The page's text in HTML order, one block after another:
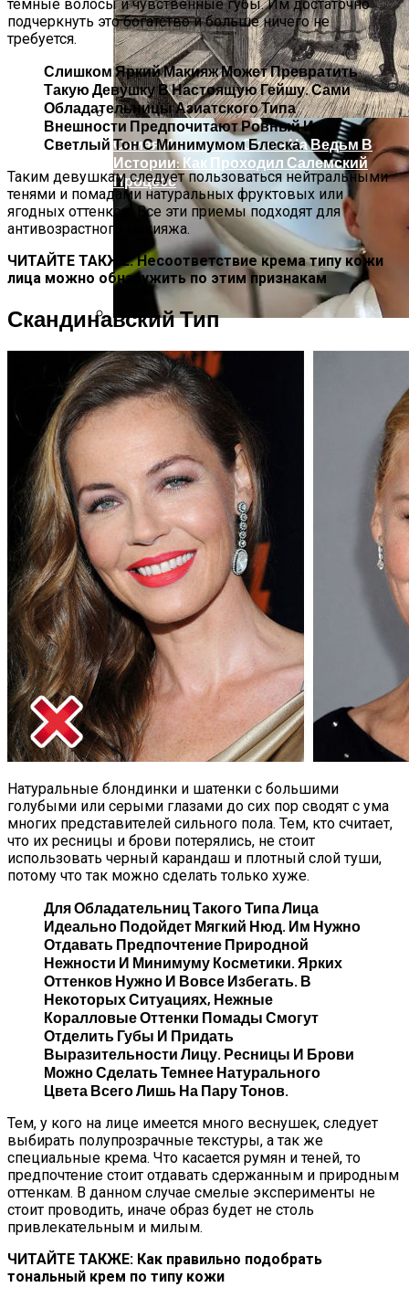
Волос На Октябрь 2025 Года
Самая Известная Охота На Ведьм В
Истории: Как Проходил Салемский
Процесс
темные волосы и чувственные губы. Им достаточно
подчеркнуть это богатство и больше ничего не
требуется.
Слишком Яркий Макияж Может Превратить
Такую Девушку В Настоящую Гейшу. Сами
Обладательницы Азиатского Типа
Внешности Предпочитают Ровный И
Светлый Тон С Минимумом Блеска.
Таким девушкам следует пользоваться нейтральными
тенями и помадами натуральных фруктовых или
ягодных оттенков. Все эти приемы подходят для
антивозрастного макияжа.
ЧИТАЙТЕ ТАКЖЕ: Несоответствие крема типу кожи
лица можно обнаружить по этим признакам
Скандинавский Тип
Натуральные блондинки и шатенки с большими
голубыми или серыми глазами до сих пор сводят с ума
многих представителей сильного пола. Тем, кто считает,
что их ресницы и брови потерялись, не стоит
использовать черный карандаш и плотный слой туши,
потому что так можно сделать только хуже.
Для Обладательниц Такого Типа Лица
Идеально Подойдет Мягкий Нюд. Им Нужно
Отдавать Предпочтение Природной
Нежности И Минимуму Косметики. Ярких
Оттенков Нужно И Вовсе Избегать. В
Некоторых Ситуациях, Нежные
Коралловые Оттенки Помады Смогут
Отделить Губы И Придать
Выразительности Лицу. Ресницы И Брови
Можно Сделать Темнее Натурального
Цвета Всего Лишь На Пару Тонов.
Тем, у кого на лице имеется много веснушек, следует
выбирать полупрозрачные текстуры, а так же
специальные крема. Что касается румян и теней, то
предпочтение стоит отдавать сдержанным и природным
оттенкам. В данном случае смелые эксперименты не
стоит проводить, иначе образ будет не столь
привлекательным и милым.
ЧИТАЙТЕ ТАКЖЕ: Как правильно подобрать
тональный крем по типу кожи